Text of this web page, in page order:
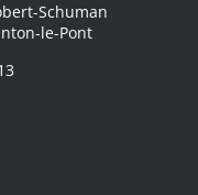
Schuman
le-Pont